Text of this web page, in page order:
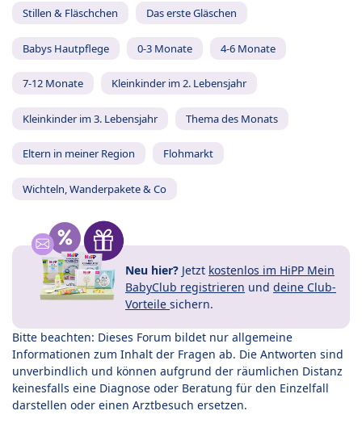
Stillen & Fläschchen Das erste Gläschen
Babys Hautpflege 0-3 Monate 4-6 Monate
7-12 Monate Kleinkinder im 2. Lebensjahr
Kleinkinder im 3. Lebensjahr Thema des Monats
Eltern in meiner Region Flohmarkt
Wichteln, Wanderpakete & Co
Neu hier? Jetzt kostenlos im HiPP Mein
BabyClub registrieren und deine Club-
Vorteile sichern.
Bitte beachten: Dieses Forum bildet nur allgemeine
Informationen zum Inhalt der Fragen ab. Die Antworten sind
unverbindlich und können aufgrund der räumlichen Distanz
keinesfalls eine Diagnose oder Beratung für den Einzelfall
darstellen oder einen Arztbesuch ersetzen.